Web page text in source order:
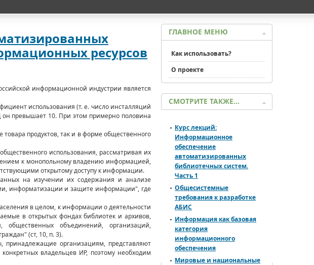
ресурсов
информационной индустрии является
использования (т. е. число инсталляций
он превышает 10. При этом примерно половина
продуктов, так и в форме общественного
использования, рассматривая их
к монопольному владению информацией,
открытому доступу к информации.
на изучении их содержания и анализе
информатизации и защите информации", где
в целом, к информации о деятельности
в открытых фондах библиотек и архивов,
общественных объединений, организаций,
(ст, 10, п. 3).
организациям, представляют
владельцев ИР, поэтому необходим
ГЛАВНОЕ МЕНЮ
Как использовать?
О проекте
СМОТРИТЕ ТАКЖЕ…
Курс лекций:
Информационное
обеспечение
автоматизированных
библиотечных систем.
Часть 1
Общесистемные
требования к разработке
АБИС
Информация как базовая
категория
информационного
обеспечения
Мировые и национальные